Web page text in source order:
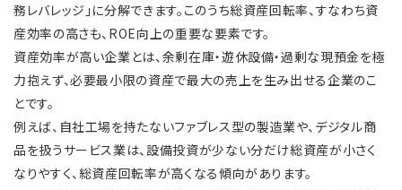
務レバレッジ」に分解できます。このうち総資産回転率、すなわち資
産効率の高さも、ROE向上の重要な要素です。
資産効率が高い企業とは、余剰在庫・遊休設備・過剰な現預金を極
力抱えず、必要最小限の資産で最大の売上を生み出せる企業のこ
とです。
例えば、自社工場を持たないファブレス型の製造業や、デジタル商
品を扱うサービス業は、設備投資が少ない分だけ総資産が小さく
なりやすく、総資産回転率が高くなる傾向があります。